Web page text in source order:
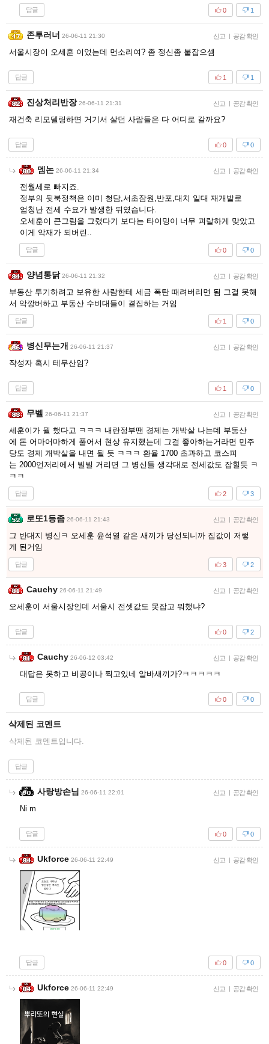
답글 1
0
존투러너 26-06-11 21:30 신고 공감 확인
서울시장이 오세훈 이었는데 먼소리여? 좀 정신좀 붙잡으셈
답글 1
1
진상처리반장 26-06-11 21:31 신고 공감 확인
재건축 리모델링하면 거기서 살던 사람들은 다 어디로 갈까요?
답글 0
0
멤논 26-06-11 21:34 신고 공감 확인
전월세로 빠지죠.
정부의 뒷북정책은 이미 청담,서초잠원,반포,대치 일대 재개발로
엄청난 전세 수요가 발생한 뒤였습니다.
오세훈이 큰그림을 그렸다기 보다는 타이밍이 너무 괴랄하게 맞았고
이게 악재가 되버린..
답글 0
0
양념통닭 26-06-11 21:32 신고 공감 확인
부동산 투기하려고 보유한 사람한테 세금 폭탄 때려버리면 됨 그걸 못해
서 악깡버하고 부동산 수비대들이 결집하는 거임
답글 0
1
병신무는개 26-06-11 21:37 신고 공감 확인
작성자 혹시 테무산임?
답글 0
1
무벨 26-06-11 21:37 신고 공감 확인
세훈이가 뭘 했다고 ㅋㅋㅋ 내란정부땐 경제는 개박살 나는데 부동산
에 돈 어마어마하게 풀어서 현상 유지했는데 그걸 좋아하는거라면 민주
당도 경제 개박살을 내면 될 듯 ㅋㅋㅋ 환율 1700 초과하고 코스피
는 2000언저리에서 빌빌 거리면 그 병신들 생각대로 전세값도 잡힐듯 ㅋ
ㅋㅋ
답글 3
2
로또1등좀 26-06-11 21:43 신고 공감 확인
그 반대지 병신ㅋ 오세훈 윤석열 같은 새끼가 당선되니까 집값이 저렇
게 된거임
답글 2
3
Cauchy 26-06-11 21:49 신고 공감 확인
오세훈이 서울시장인데 서울시 전셋값도 못잡고 뭐했냐?
답글 2
0
Cauchy 26-06-12 03:42 신고 공감 확인
대답은 못하고 비공이나 찍고있네 알바새끼가?ㅋㅋㅋㅋㅋ
답글 0
0
삭제된 코멘트
삭제된 코멘트입니다.
답글
사랑방손님 26-06-11 22:01 신고 공감 확인
Ni m
답글 0
0
Ukforce 26-06-11 22:49 신고 공감 확인
답글 0
0
Ukforce 26-06-11 22:49 신고 공감 확인